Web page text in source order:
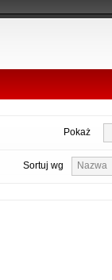
Pokaż
Sortuj wg Nazwa